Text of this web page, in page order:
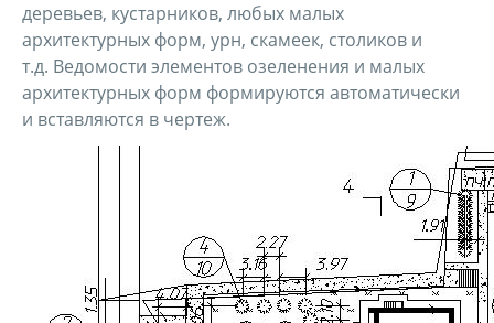
деревьев, кустарников, любых малых
архитектурных форм, урн, скамеек, столиков и
т.д. Ведомости элементов озеленения и малых
архитектурных форм формируются автоматически
и вставляются в чертеж.